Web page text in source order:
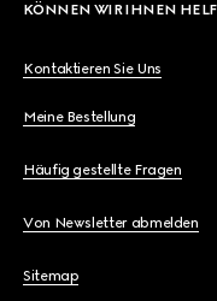
KÖNNEN WIR IHNEN
Kontaktieren Sie Uns
Meine Bestellung
Häufig gestellte Fragen
Von Newsletter abmelden
Sitemap